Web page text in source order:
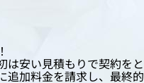
は安い見積もりで契約をと
追加料金を請求し、最終的